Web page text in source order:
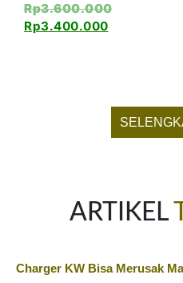
Rp3.600.000
Rp3.400.000
ARTIKEL
Charger KW Bisa Merusak